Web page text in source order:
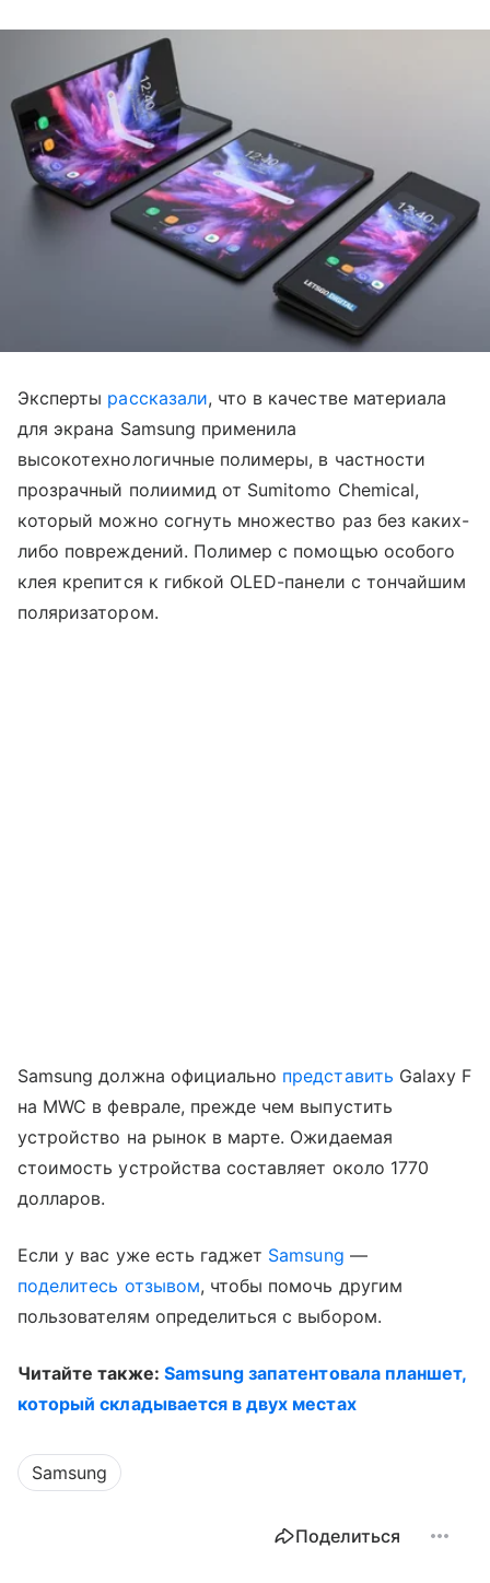
Эксперты рассказали, что в качестве материала
для экрана Samsung применила
высокотехнологичные полимеры, в частности
прозрачный полиимид от Sumitomo Chemical,
который можно согнуть множество раз без каких-
либо повреждений. Полимер с помощью особого
клея крепится к гибкой OLED-панели с тончайшим
поляризатором.
Samsung должна официально представить Galaxy F
на MWC в феврале, прежде чем выпустить
устройство на рынок в марте. Ожидаемая
стоимость устройства составляет около 1770
долларов.
Если у вас уже есть гаджет Samsung —
поделитесь отзывом, чтобы помочь другим
пользователям определиться с выбором.
Читайте также: Samsung запатентовала планшет,
который складывается в двух местах
Samsung
Поделиться